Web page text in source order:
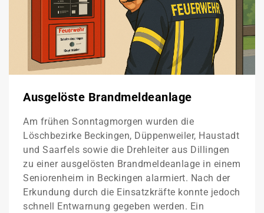
Ausgelöste Brandmeldeanlage
Am frühen Sonntagmorgen wurden die
Löschbezirke Beckingen, Düppenweiler, Haustadt
und Saarfels sowie die Drehleiter aus Dillingen
zu einer ausgelösten Brandmeldeanlage in einem
Seniorenheim in Beckingen alarmiert. Nach der
Erkundung durch die Einsatzkräfte konnte jedoch
schnell Entwarnung gegeben werden. Ein